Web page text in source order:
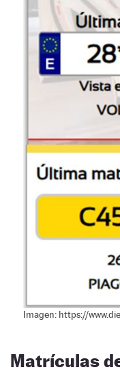
Imagen: https://
Matrículas